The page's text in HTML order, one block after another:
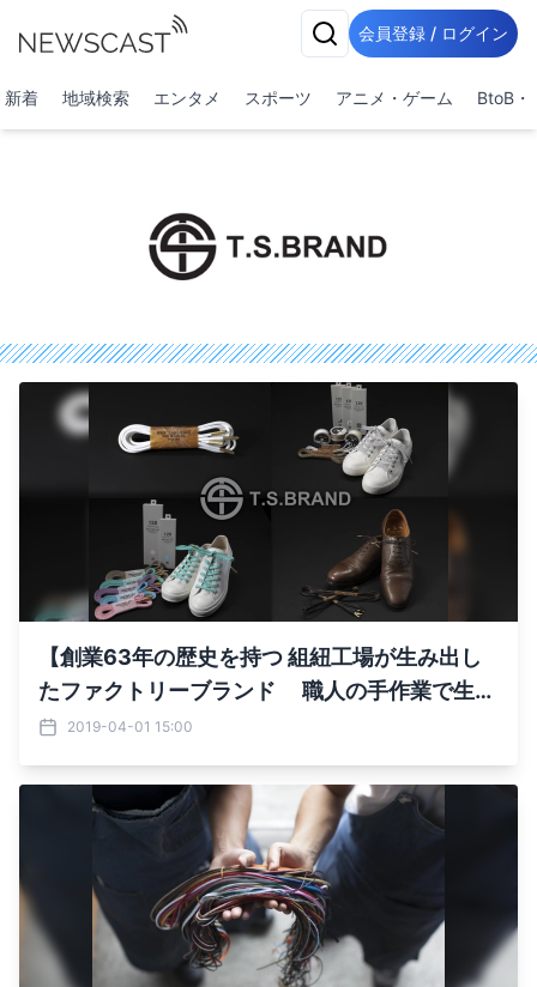
会員登録 / ログイン
新着 地域検索 エンタメ スポーツ アニメ・ゲーム BtoB・
【創業63年の歴史を持つ 組紐工場が生み出し
たファクトリーブランド 職人の手作業で生み
出す極上の艶のある靴紐 「WAX' SHOELAC
2019-04-01 15:00